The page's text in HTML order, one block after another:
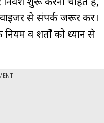
से संपर्क जरूर करें।
व शर्तों को ध्यान से